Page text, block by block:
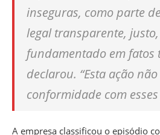
inseguras, como parte
legal transparente,
fundamentado em fatos
declarou. “Esta ação
conformidade com
A empresa classificou o episódio